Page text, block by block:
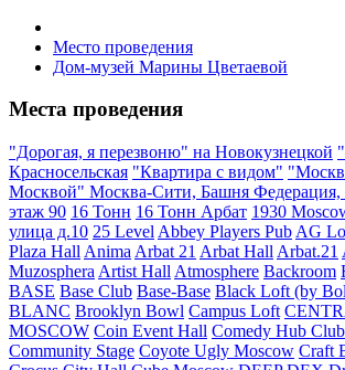
Место проведения
Дом-музей Марины Цветаевой
Места проведения
"Дорогая, я перезвоню" на Новокузнецкой
Красносельская "Квартира с видом"
Москвой" Москва-Сити, Башня Федерация,
этаж 90 16 Тонн 16 Тонн Арбат 1930
улица д.10 25 Level Abbey Players Pub AG
Plaza Hall Anima Arbat 21 Arbat Hall Arbat.21
Muzosphera Artist Hall Atmosphere Backroom
BASE Base Club Base-Base Black Loft (by
BLANC Brooklyn Bowl Campus Loft
MOSCOW Coin Event Hall Comedy Hub Club
Community Stage Coyote Ugly Moscow Craft